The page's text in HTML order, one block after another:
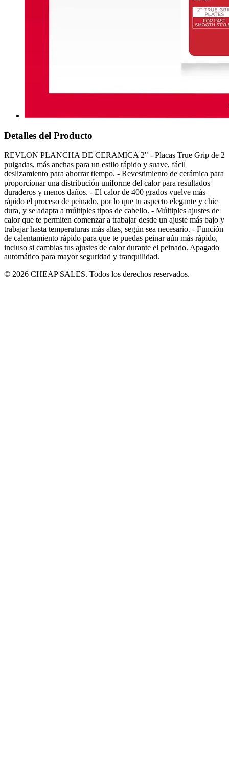
Detalles del Producto
REVLON PLANCHA DE CERAMICA 2" - Placas True Grip de 2
pulgadas, más anchas para un estilo rápido y suave, fácil
deslizamiento para ahorrar tiempo. - Revestimiento de cerámica para
proporcionar una distribución uniforme del calor para resultados
duraderos y menos daños. - El calor de 400 grados vuelve más
rápido el proceso de peinado, por lo que tu aspecto elegante y chic
dura, y se adapta a múltiples tipos de cabello. - Múltiples ajustes de
calor que te permiten comenzar a trabajar desde un ajuste más bajo y
trabajar hasta temperaturas más altas, según sea necesario. - Función
de calentamiento rápido para que te puedas peinar aún más rápido,
incluso si cambias tus ajustes de calor durante el peinado. Apagado
automático para mayor seguridad y tranquilidad.
© 2026 CHEAP SALES. Todos los derechos reservados.